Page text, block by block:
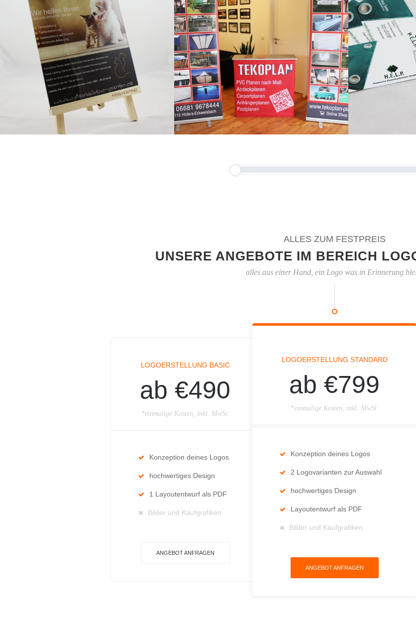
ALLES ZUM FESTPREIS
UNSERE ANGEBOTE IM BEREICH
alles aus einer Hand, ein Logo was in Erinnerung
LOGOERSTELLUNG BASIC
ab €490
*einmalige Kosten, inkl. MwSt.
Konzeption deines Logos
hochwertiges Design
1 Layoutentwurf als PDF
Bilder und Kaufgrafiken
ANGEBOT ANFRAGEN
LOGOERSTELLUNG STANDARD
ab €799
*einmalige Kosten, inkl. MwSt.
Konzeption deines Logos
2 Logovarianten zur Auswahl
hochwertiges Design
Layoutentwurf als PDF
Bilder und Kaufgrafiken
ANGEBOT ANFRAGEN